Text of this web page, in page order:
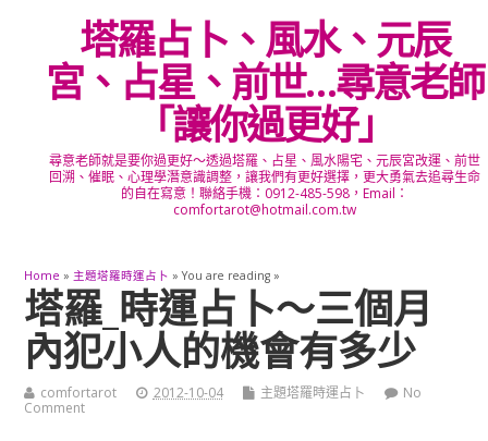
塔羅占卜、風水、元辰
宮、占星、前世…尋意老師
「讓你過更好」
尋意老師就是要你過更好～透過塔羅、占星、風水陽宅、元辰宮改運、前世
回溯、催眠、心理學潛意識調整，讓我們有更好選擇，更大勇氣去追尋生命
的自在寫意！聯絡手機：0912-485-598，Email：
comfortarot@hotmail.com.tw
Home » 主題塔羅時運占卜 » You are reading »
塔羅_時運占卜～三個月
內犯小人的機會有多少
comfortarot 2012-10-04 主題塔羅時運占卜
No
Comment